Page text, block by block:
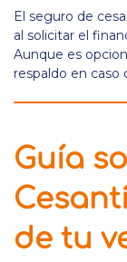
El seguro de
al solicitar el
Aunque es
respaldo en caso
Guía
de tu